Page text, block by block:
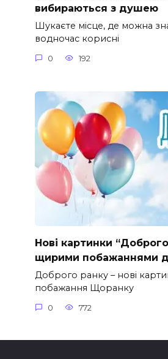
вибираються з душею
Шукаєте місце, де можна
водночас корисні
0 192
Нові картинки
щирими побажаннями
Доброго ранку – нові
побажання Щоранку
0 772